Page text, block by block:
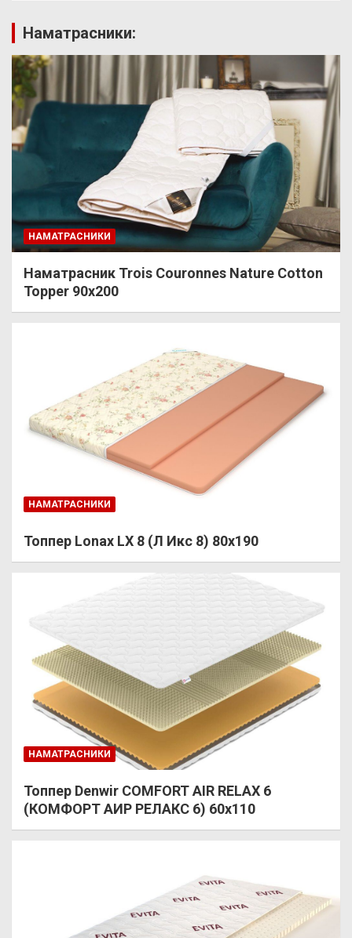
Наматрасники:
НАМАТРАСНИКИ
Наматрасник Trois Couronnes Nature Cotton
Topper 90х200
НАМАТРАСНИКИ
Топпер Lonax LX 8 (Л Икс 8) 80х190
НАМАТРАСНИКИ
Топпер Denwir COMFORT AIR RELAX 6
(КОМФОРТ АИР РЕЛАКС 6) 60х110